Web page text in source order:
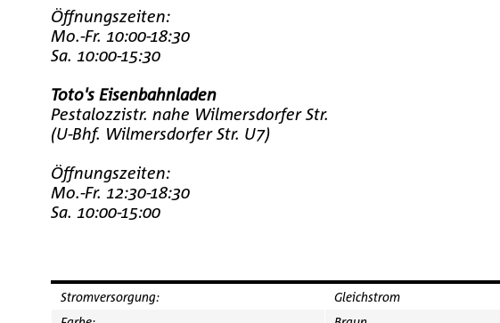
Öffnungszeiten:
Mo.-Fr. 10:00-18:30
Sa. 10:00-15:30
Toto's Eisenbahnladen
Pestalozzistr. nahe Wilmersdorfer Str.
(U-Bhf. Wilmersdorfer Str. U7)
Öffnungszeiten:
Mo.-Fr. 12:30-18:30
Sa. 10:00-15:00
Stromversorgung:
Gleichstrom